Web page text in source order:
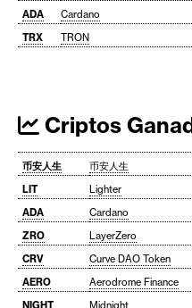
ADA
Cardano
TRX
TRON
Criptos
币安人生 币安人生
LIT
Lighter
ADA
Cardano
ZRO
LayerZero
CRV
Curve DAO Token
AERO
Aerodrome Finance
NIGHT
Midnight